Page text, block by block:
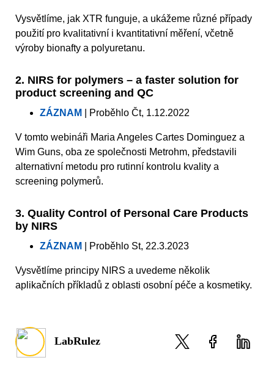
Vysvětlíme, jak XTR funguje, a ukážeme různé případy
použití pro kvalitativní i kvantitativní měření, včetně
výroby bionafty a polyuretanu.
2. NIRS for polymers – a faster solution for
product screening and QC
ZÁZNAM | Proběhlo Čt, 1.12.2022
V tomto webináři Maria Angeles Cartes Dominguez a
Wim Guns, oba ze společnosti Metrohm, představili
alternativní metodu pro rutinní kontrolu kvality a
screening polymerů.
3. Quality Control of Personal Care Products
by NIRS
ZÁZNAM | Proběhlo St, 22.3.2023
Vysvětlíme principy NIRS a uvedeme několik
aplikačních příkladů z oblasti osobní péče a kosmetiky.
LabRulez